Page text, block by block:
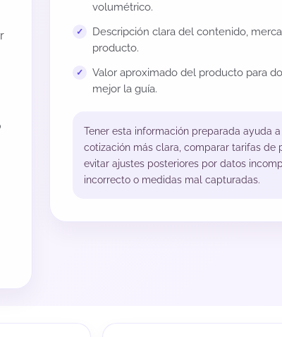
volumétrico.
Descripción clara del contenido,
producto.
Valor aproximado del producto para
mejor la guía.
Tener esta información preparada ayuda
cotización más clara, comparar tarifas de
evitar ajustes posteriores por datos
incorrecto o medidas mal capturadas.